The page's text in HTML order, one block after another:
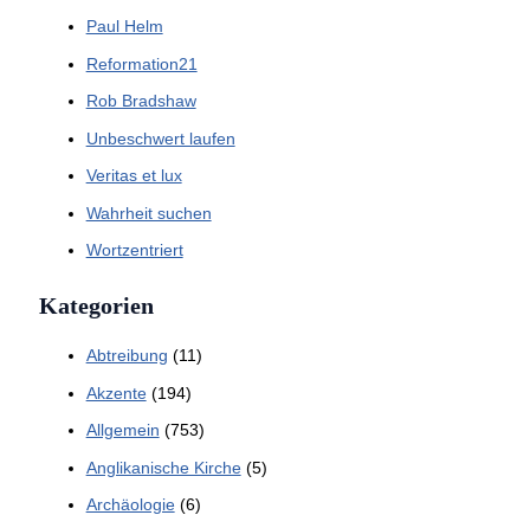
Paul Helm
Reformation21
Rob Bradshaw
Unbeschwert laufen
Veritas et lux
Wahrheit suchen
Wortzentriert
Kategorien
Abtreibung (11)
Akzente(194)
Allgemein (753)
Anglikanische Kirche(5)
Archäologie(6)